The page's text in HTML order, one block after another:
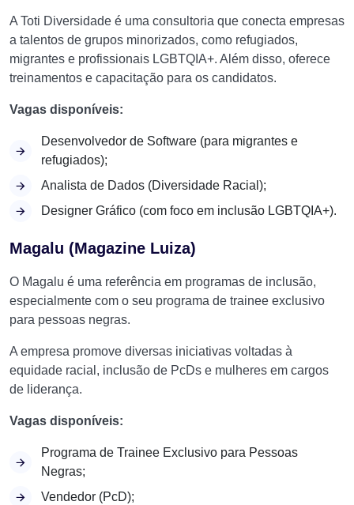
A Toti Diversidade é uma consultoria que conecta empresas
a talentos de grupos minorizados, como refugiados,
migrantes e profissionais LGBTQIA+. Além disso, oferece
treinamentos e capacitação para os candidatos.
Vagas disponíveis:
Desenvolvedor de Software (para migrantes e
refugiados);
Analista de Dados (Diversidade Racial);
Designer Gráfico (com foco em inclusão LGBTQIA+).
Magalu (Magazine Luiza)
O Magalu é uma referência em programas de inclusão,
especialmente com o seu programa de trainee exclusivo
para pessoas negras.
A empresa promove diversas iniciativas voltadas à
equidade racial, inclusão de PcDs e mulheres em cargos
de liderança.
Vagas disponíveis:
Programa de Trainee Exclusivo para Pessoas
Negras;
Vendedor (PcD);